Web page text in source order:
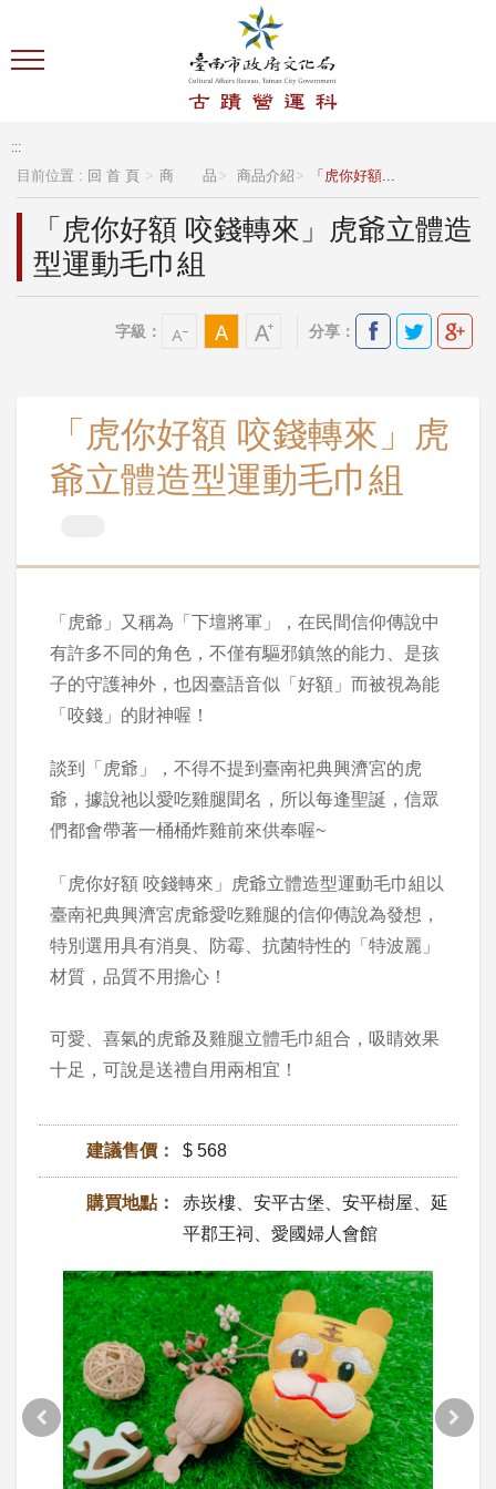
:::
目前位置 : 回 首 頁 商 品 商品介紹 「虎你好額...
「虎你好額 咬錢轉來」虎爺立體造
型運動毛巾組
字級： 分享：
「虎你好額 咬錢轉來」虎
爺立體造型運動毛巾組
「虎爺」又稱為「下壇將軍」，在民間信仰傳說中
有許多不同的角色，不僅有驅邪鎮煞的能力、是孩
子的守護神外，也因臺語音似「好額」而被視為能
「咬錢」的財神喔！
談到「虎爺」，不得不提到臺南祀典興濟宮的虎
爺，據說祂以愛吃雞腿聞名，所以每逢聖誕，信眾
們都會帶著一桶桶炸雞前來供奉喔~
「虎你好額 咬錢轉來」虎爺立體造型運動毛巾組以
臺南祀典興濟宮虎爺愛吃雞腿的信仰傳說為發想，
特別選用具有消臭、防霉、抗菌特性的「特波麗」
材質，品質不用擔心！
可愛、喜氣的虎爺及雞腿立體毛巾組合，吸睛效果
十足，可說是送禮自用兩相宜！
建議售價： $ 568
購買地點：
赤崁樓、安平古堡、安平樹屋、延
平郡王祠、愛國婦人會館